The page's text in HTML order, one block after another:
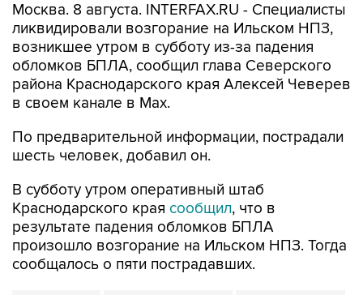
Москва. 8 августа. INTERFAX.RU - Специалисты
ликвидировали возгорание на Ильском НПЗ,
возникшее утром в субботу из-за падения
обломков БПЛА, сообщил глава Северского
района Краснодарского края Алексей Чеверев
в своем канале в Max.
По предварительной информации, пострадали
шесть человек, добавил он.
В субботу утром оперативный штаб
Краснодарского края сообщил, что в
результате падения обломков БПЛА
произошло возгорание на Ильском НПЗ. Тогда
сообщалось о пяти пострадавших.